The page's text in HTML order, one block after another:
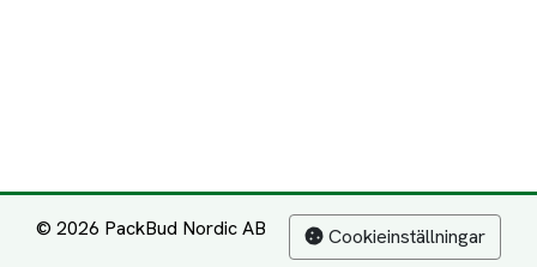
© 2026 PackBud Nordic AB Cookieinställningar